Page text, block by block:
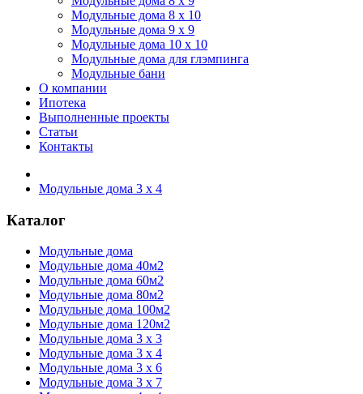
Модульные дома 8 х 10
Модульные дома 9 х 9
Модульные дома 10 х 10
Модульные дома для глэмпинга
Модульные бани
О компании
Ипотека
Выполненные проекты
Статьи
Контакты
Модульные дома 3 х 4
Каталог
Модульные дома
Модульные дома 40м2
Модульные дома 60м2
Модульные дома 80м2
Модульные дома 100м2
Модульные дома 120м2
Модульные дома 3 х 3
Модульные дома 3 х 4
Модульные дома 3 х 6
Модульные дома 3 х 7